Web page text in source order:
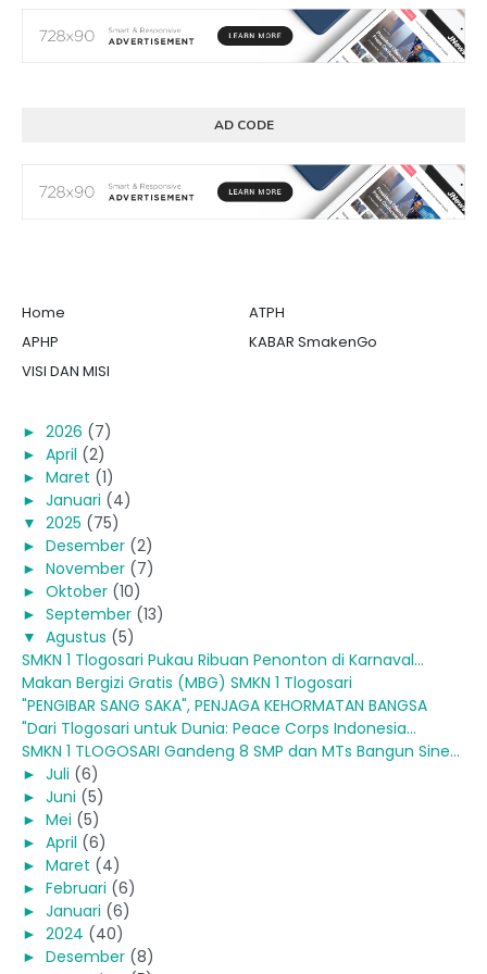
AD CODE
Home
ATPH
APHP
KABAR SmakenGo
VISI DAN MISI
► 2026 (7)
► April (2)
► Maret (1)
► Januari (4)
▼ 2025 (75)
► Desember (2)
► November (7)
► Oktober (10)
► September (13)
▼ Agustus (5)
SMKN 1 Tlogosari Pukau Ribuan Penonton di Karnaval...
Makan Bergizi Gratis (MBG) SMKN 1 Tlogosari
"PENGIBAR SANG SAKA", PENJAGA KEHORMATAN BANGSA
"Dari Tlogosari untuk Dunia: Peace Corps Indonesia...
SMKN 1 TLOGOSARI Gandeng 8 SMP dan MTs Bangun Sine...
► Juli (6)
► Juni (5)
► Mei (5)
► April (6)
► Maret (4)
► Februari (6)
► Januari (6)
► 2024 (40)
► Desember (8)